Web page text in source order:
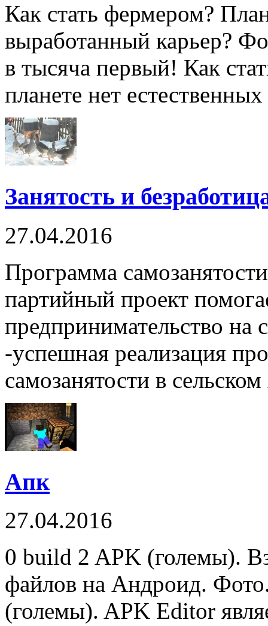
Как стать фермером?
выработанный карьер?
в тысяча первый! Как
планете нет
Занятость и
27.04.2016
Программа
партийный проект
предпринимательство
-успешная реализация
самозанятости в
Апк
27.04.2016
0 build 2 APK (големы).
файлов на Андроид.
(големы). APK Editor